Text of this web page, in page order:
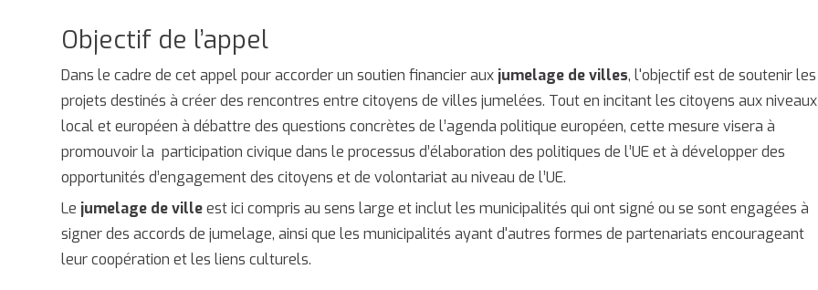
Objectif de l’appel
Dans le cadre de cet appel pour accorder un soutien financier aux jumelage de villes, l'objectif est de soutenir les
projets destinés à créer des rencontres entre citoyens de villes jumelées. Tout en incitant les citoyens aux niveaux
local et européen à débattre des questions concrètes de l’agenda politique européen, cette mesure visera à
promouvoir la participation civique dans le processus d’élaboration des politiques de l’UE et à développer des
opportunités d’engagement des citoyens et de volontariat au niveau de l’UE.
Le jumelage de villeest ici compris au sens large et inclut les municipalités qui ont signé ou se sont engagées à
signer des accords de jumelage, ainsi que les municipalités ayant d'autres formes de partenariats encourageant
leur coopération et les liens culturels.